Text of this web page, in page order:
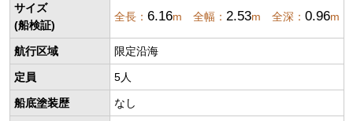
サイズ
(船検証)
全長： 6.16m 全幅： 2.53m 全深： 0.96m
航行区域 限定沿海
定員 5人
船底塗装歴 なし